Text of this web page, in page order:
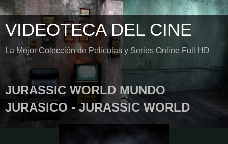
VIDEOTECA DEL CINE
La Mejor Colección de Películas y Series Online Full HD
JURASSIC WORLD MUNDO
JURASICO - JURASSIC WORLD